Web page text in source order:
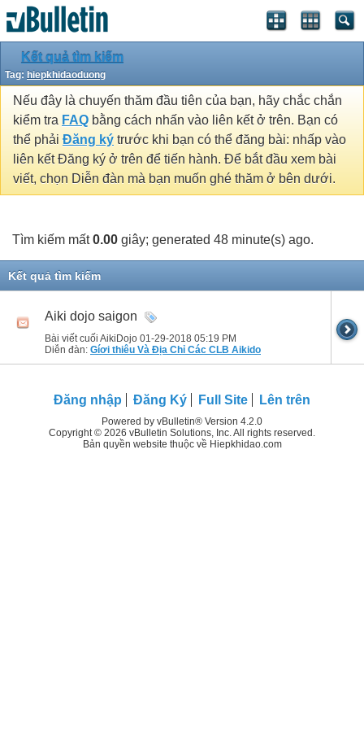
Kết quả tìm kiếm
Tag: hiepkhidaoduong
Nếu đây là chuyến thăm đầu tiên của bạn, hãy chắc chắn
kiểm tra FAQ bằng cách nhấn vào liên kết ở trên. Bạn có
thể phải Đăng ký trước khi bạn có thể đăng bài: nhấp vào
liên kết Đăng ký ở trên để tiến hành. Để bắt đầu xem bài
viết, chọn Diễn đàn mà bạn muốn ghé thăm ở bên dưới.
Tìm kiếm mất0.00 giây; generated 48 minute(s) ago.
Kết quả tìm kiếm
Aiki dojo saigon
Bài viết cuối AikiDojo 01-29-2018 05:19 PM
Diễn đàn: Gíơi thiêu Và Địa Chỉ Các CLB Aikido
Đăng nhập Đăng Ký Full Site Lên trên
Powered by vBulletin® Version 4.2.0
Copyright © 2026 vBulletin Solutions, Inc. All rights reserved.
Bản quyền website thuộc về Hiepkhidao.com